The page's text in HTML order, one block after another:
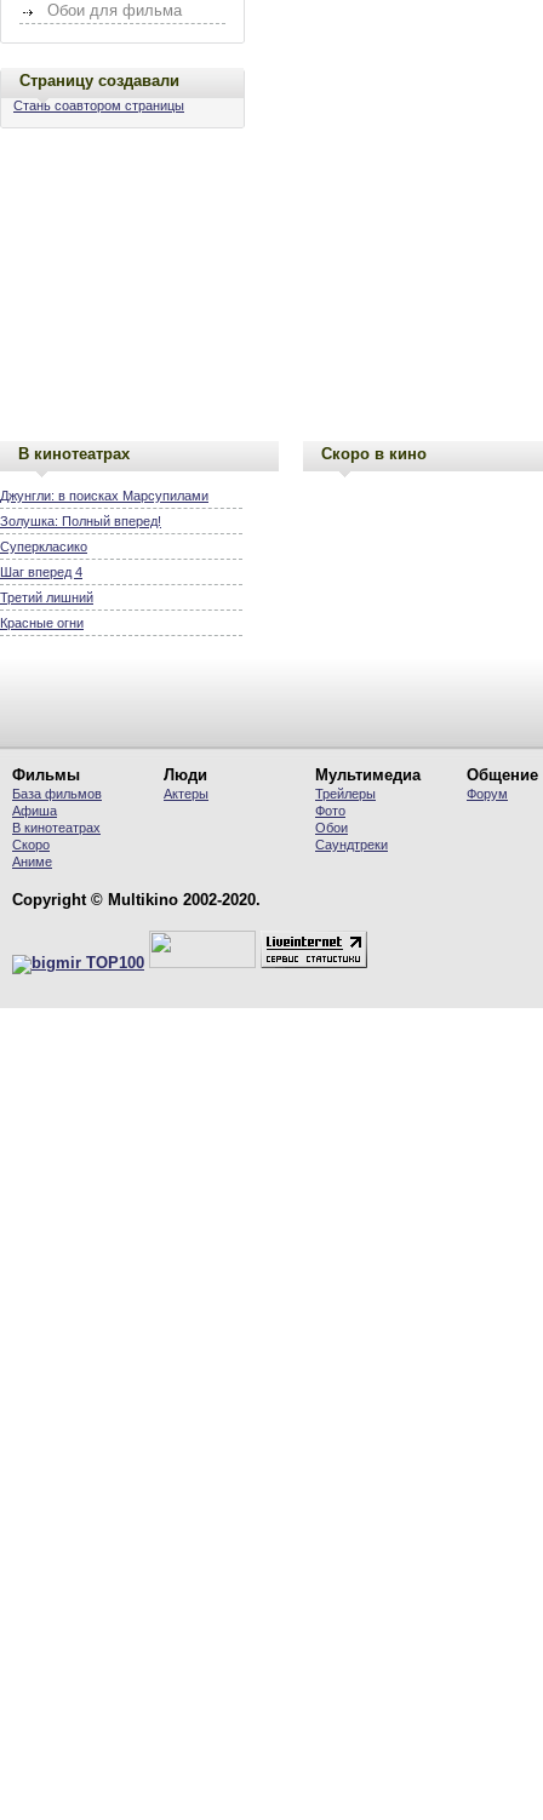
Обои для фильма
Страницу создавали
Стань соавтором страницы
В кинотеатрах
Джунгли: в поисках Марсупилами
Золушка: Полный вперед!
Суперкласико
Шаг вперед 4
Третий лишний
Красные огни
Скоро в кино
Фильмы
База фильмов
Афиша
В кинотеатрах
Скоро
Аниме
Люди
Актеры
Мультимедиа
Трейлеры
Фото
Обои
Саундтреки
Общение
Форум
Copyright © Multikino 2002-2020.